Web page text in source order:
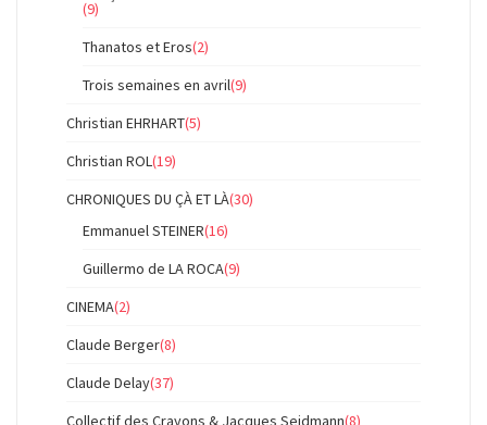
(9)
Thanatos et Eros(2)
Trois semaines en avril(9)
Christian EHRHART(5)
Christian ROL(19)
CHRONIQUES DU ÇÀ ET LÀ(30)
Emmanuel STEINER(16)
Guillermo de LA ROCA(9)
CINEMA(2)
Claude Berger(8)
Claude Delay(37)
Collectif des Crayons & Jacques Seidmann(8)